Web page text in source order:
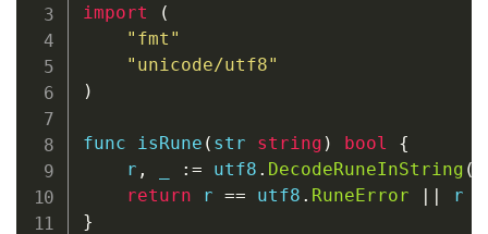
import
(
"fmt"
"unicode/utf8"
)
func isRune ( str string ) bool
{
    r
, := utf8 . DecodeRuneInString (
return r == utf8 . RuneError r
}